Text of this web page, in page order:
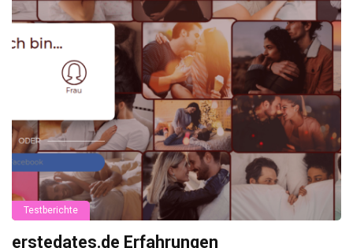
Testberichte
erstedates.de Erfahrungen